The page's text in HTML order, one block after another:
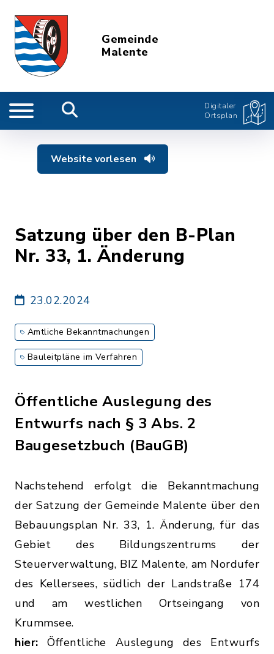
Gemeinde
Malente
Digitaler
Ortsplan
Website vorlesen
Satzung über den B-Plan
Nr. 33, 1. Änderung
23.02.2024
Amtliche Bekanntmachungen
Bauleitpläne im Verfahren
Öffentliche Auslegung des
Entwurfs nach § 3 Abs. 2
Baugesetzbuch (BauGB)
Nachstehend erfolgt die Bekanntmachung
der Satzung der Gemeinde Malente über den
Bebauungsplan Nr. 33, 1. Änderung, für das
Gebiet des Bildungszentrums der
Steuerverwaltung, BIZ Malente, am Nordufer
des Kellersees, südlich der Landstraße 174
und am westlichen Ortseingang von
Krummsee.
hier:Öffentliche Auslegung des Entwurfs